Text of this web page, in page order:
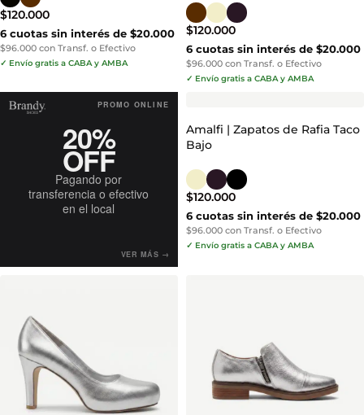
$120.000
6 cuotas sin interés de $20.000
$96.000 con Transf. o Efectivo
✓ Envío gratis a CABA y AMBA
$120.000
6 cuotas sin interés de $20.000
$96.000 con Transf. o Efectivo
✓ Envío gratis a CABA y AMBA
PROMO ONLINE
20%
OFF
Pagando por
transferencia o efectivo
en el local
VER MÁS →
Amalfi | Zapatos de Rafia Taco
Bajo
$120.000
6 cuotas sin interés de $20.000
$96.000 con Transf. o Efectivo
✓ Envío gratis a CABA y AMBA